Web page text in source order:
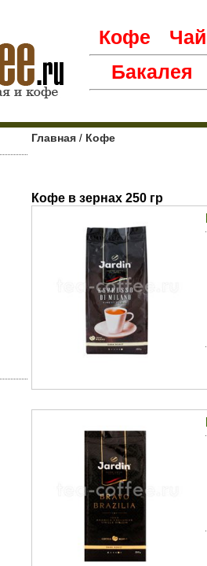
Кофе
Чай
Бакалея
Главная / Кофе
Кофе в зернах 250 гр